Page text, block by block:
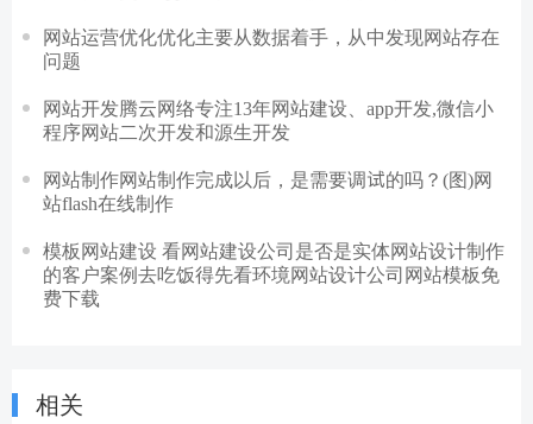
网站运营优化优化主要从数据着手，从中发现网站存在
问题
网站开发腾云网络专注13年网站建设、app开发,微信小
程序网站二次开发和源生开发
网站制作网站制作完成以后，是需要调试的吗？(图)网
站flash在线制作
模板网站建设 看网站建设公司是否是实体网站设计制作
的客户案例去吃饭得先看环境网站设计公司网站模板免
费下载
相关